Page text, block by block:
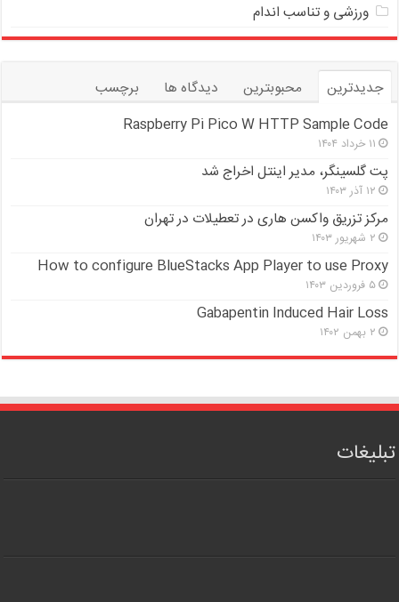
ورزشی و تناسب اندام
جدیدترین محبوبترین دیدگاه ها
برچسب
Raspberry Pi Pico W HTTP Sample Code
۱۱ خرداد ۱۴۰۴
پت گلسینگر، مدیر اینتل اخراج شد
۱۲ آذر ۱۴۰۳
مرکز تزریق واکسن هاری در تعطیلات در تهران
۲ شهریور ۱۴۰۳
How to configure BlueStacks App Player to use Proxy
۵ فروردین ۱۴۰۳
Gabapentin Induced Hair Loss
۲ بهمن ۱۴۰۲
تبلیغات